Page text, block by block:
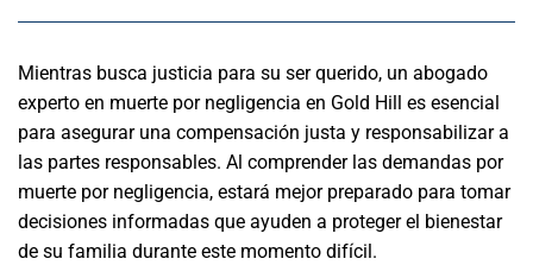
Mientras busca justicia para su ser querido, un abogado
experto en muerte por negligencia en Gold Hill es esencial
para asegurar una compensación justa y responsabilizar a
las partes responsables. Al comprender las demandas por
muerte por negligencia, estará mejor preparado para tomar
decisiones informadas que ayuden a proteger el bienestar
de su familia durante este momento difícil.